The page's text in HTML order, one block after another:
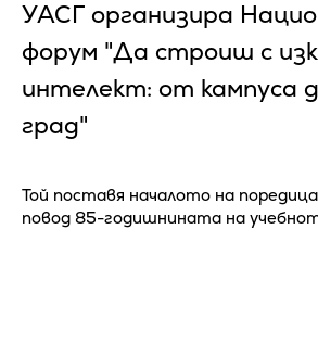
УАСГ организира
форум "Да строиш с
интелект: от кампуса
град"
Той поставя началото на
повод 85-годишнината на